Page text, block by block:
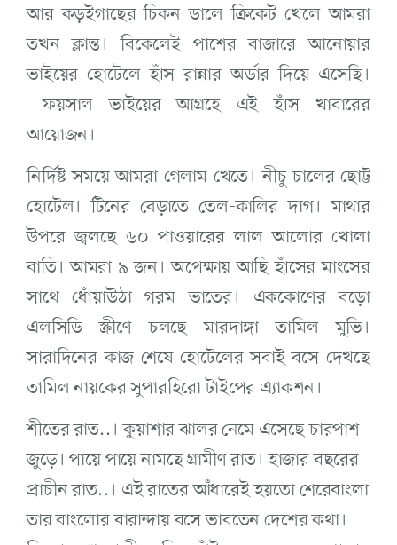
আর কড়ইগাছের চিকন ডালে ক্রিকেট খেলে আমরা
তখন ক্লান্ত। বিকেলেই পাশের বাজারে আনোয়ার
ভাইয়ের হোটেলে হাঁস রান্নার অর্ডার দিয়ে এসেছি।
ফয়সাল ভাইয়ের আগ্রহে এই হাঁস খাবারের
আয়োজন।
নির্দিষ্ট সময়ে আমরা গেলাম খেতে। নীচু চালের ছোট্ট
হোটেল। টিনের বেড়াতে তেল-কালির দাগ। মাথার
উপরে জ্বলছে ৬০ পাওয়ারের লাল আলোর খোলা
বাতি। আমরা ৯ জন। অপেক্ষায় আছি হাঁসের মাংসের
সাথে ধোঁয়াউঠা গরম ভাতের। এককোণের বড়ো
এলসিডি স্ক্রীণে চলছে মারদাঙ্গা তামিল মুভি।
সারাদিনের কাজ শেষে হোটেলের সবাই বসে দেখছে
তামিল নায়কের সুপারহিরো টাইপের এ্যাকশন।
শীতের রাত..। কুয়াশার ঝালর নেমে এসেছে চারপাশ
জুড়ে। পায়ে পায়ে নামছে গ্রামীণ রাত। হাজার বছরের
প্রাচীন রাত..। এই রাতের আঁধারেই হয়তো শেরেবাংলা
তার বাংলোর বারান্দায় বসে ভাবতেন দেশের কথা।